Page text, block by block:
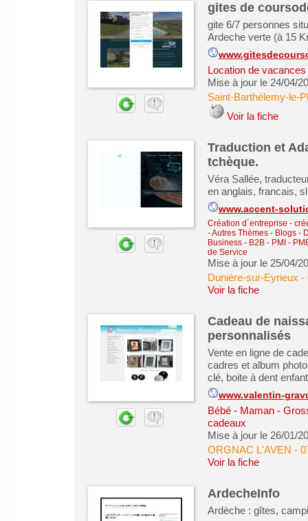
gites de
gite 6/7 personnes
Ardeche verte (à 15
Location de
Mise à jour le 24/04/
Saint-Barthélemy-le-
Voir la fiche
Traduction et
tchèque.
Véra Sallée,
en anglais, francais,
www.accent-
Création d´entreprise -
-Autres Thèmes - Blogs -
Business - B2B - PMI -
de Service
Mise à jour le 25/04/
Dunière-sur-Eyrieux -
Voir la fiche
Cadeau de
personnalisés
Vente en ligne de
cadres et album
clé, boite à dent
www.valentin-
Bébé - Maman -
cadeaux
Mise à jour le 26/01/
ORGNAC L'AVEN -
Voir la fiche
ArdecheInfo
Ardèche : gîtes,